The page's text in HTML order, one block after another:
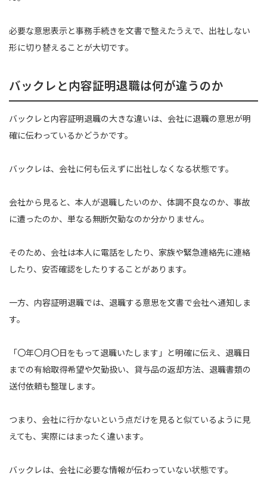
必要な意思表示と事務手続きを文書で整えたうえで、出社しない
形に切り替えることが大切です。
バックレと内容証明退職は何が違うのか
バックレと内容証明退職の大きな違いは、会社に退職の意思が明
確に伝わっているかどうかです。
バックレは、会社に何も伝えずに出社しなくなる状態です。
会社から見ると、本人が退職したいのか、体調不良なのか、事故
に遭ったのか、単なる無断欠勤なのか分かりません。
そのため、会社は本人に電話をしたり、家族や緊急連絡先に連絡
したり、安否確認をしたりすることがあります。
一方、内容証明退職では、退職する意思を文書で会社へ通知しま
す。
「〇年〇月〇日をもって退職いたします」と明確に伝え、退職日
までの有給取得希望や欠勤扱い、貸与品の返却方法、退職書類の
送付依頼も整理します。
つまり、会社に行かないという点だけを見ると似ているように見
えても、実際にはまったく違います。
バックレは、会社に必要な情報が伝わっていない状態です。